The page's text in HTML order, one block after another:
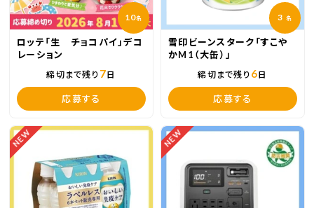
10名
ロッテ「生 チョコパイ」デコ
レーション
締切まで残り 7日
応募する
3 名
雪印ビーンスターク「すこや
かM1（大缶）」
締切まで残り 6日
応募する
NEW NEW